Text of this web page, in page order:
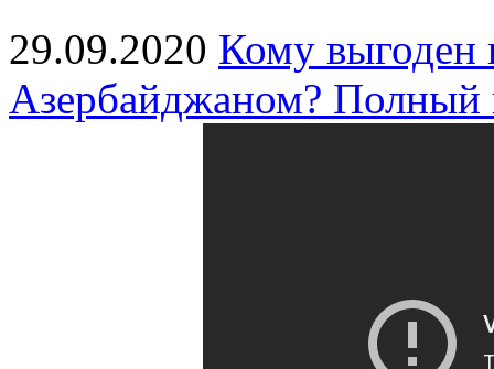
29.09.2020 Кому
Азербайджаном? Полный